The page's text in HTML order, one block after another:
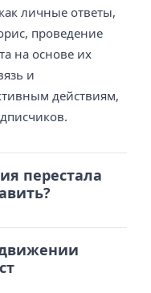
личные ответы,
проведение
на основе их
и
действиям,
перестала